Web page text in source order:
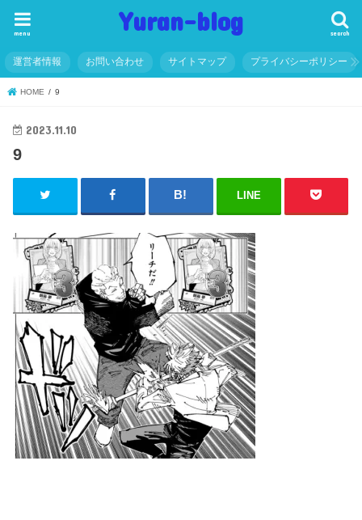
Yuran-blog search
menu
運営者情報 お問い合わせ サイトマップ プライバシーポリシー
HOME 9
2023.11.10
9
LINE